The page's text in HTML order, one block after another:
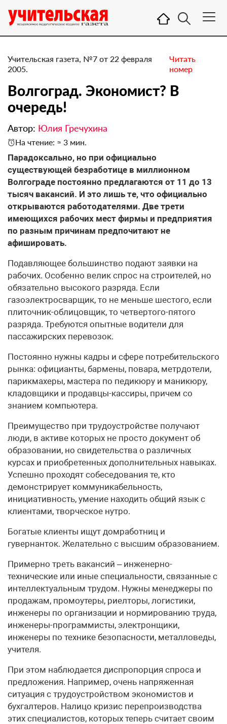
Учительская газета, №7 от 22 февраля
2005.
Читать
номер
Волгоград. Экономист? В
очередь!
Автор: Юлия Гречухина
На чтение: ≈ 3 мин.
Парадоксально, но при официально
существующей безработице в миллионном
Волгограде постоянно предлагаются от 11 до 13
тысяч вакансий. И это лишь те, что официально
открываются работодателями. Две трети
имеющихся рабочих мест фирмы и предприятия
по разным причинам предпочитают не
афишировать.
Подавляющее большинство подают заявки на
рабочих. Особенно велик спрос на строителей, но
обязательно высокого разряда. Если
газоэлектросварщик, то не меньше шестого, если
плиточник-облицовщик, то четвертого-пятого
разряда. Требуются опытные водители для
пассажирских перевозок.
Постоянно нужны кадры и сфере потребительского
рынка: официанты, бармены, повара, метрдотели,
парикмахеры, мастера по педикюру и маникюру,
кладовщики и продавцы-кассиры, причем со
знанием компьютера.
Преимущество при трудоустройстве получают
люди, в активе которых не просто документ об
образовании, но свидетельства о различных
курсах и приобретенных дополнительных навыках.
Успешно проходят собеседования те, кто
демонстрирует коммуникабельность,
инициативность, умение находить общий язык с
клиентами, творческое нутро.
Богатые клиенты ищут домработниц и
гувернанток. Желательно с высшим образованием.
Примерно треть вакансий – инженерно-
технические или иные специальности, связанные с
интеллектуальным трудом. Нужны менеджеры по
продажам, промоутеры, риелторы, логистики,
инженеры по организации и нормированию труда,
инженеры-программисты, электронщики,
инженеры по технике безопасности, металловеды,
учителя.
При этом наблюдается диспропорция спроса и
предложения. Например, очень напряженная
ситуация с трудоустройством экономистов и
бухгалтеров. Налицо кризис перепроизводства
этих специалистов, которых теперь считает своим